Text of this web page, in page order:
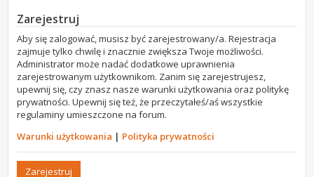
Zarejestruj
Aby się zalogować, musisz być zarejestrowany/a. Rejestracja
zajmuje tylko chwilę i znacznie zwiększa Twoje możliwości.
Administrator może nadać dodatkowe uprawnienia
zarejestrowanym użytkownikom. Zanim się zarejestrujesz,
upewnij się, czy znasz nasze warunki użytkowania oraz politykę
prywatności. Upewnij się też, że przeczytałeś/aś wszystkie
regulaminy umieszczone na forum.
Warunki użytkowania | Polityka prywatności
Zarejestruj